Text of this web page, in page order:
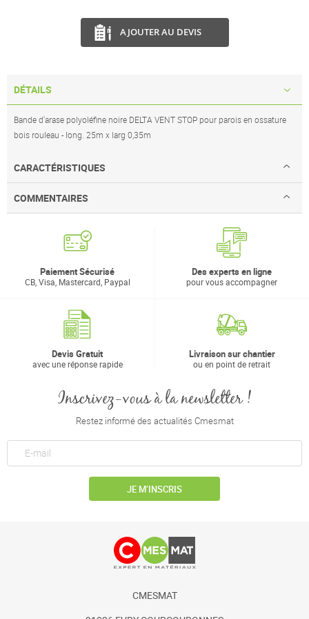
AJOUTER AU DEVIS
DÉTAILS
Bande d'arase polyoléfine noire DELTA VENT STOP pour parois en ossature
bois rouleau - long. 25m x larg 0,35m
CARACTÉRISTIQUES
COMMENTAIRES
Paiement Sécurisé
CB, Visa, Mastercard, Paypal
Des experts en ligne
pour vous accompagner
Devis Gratuit
avec une réponse rapide
Livraison sur chantier
ou en point de retrait
Inscrivez-vous à la newsletter !
Restez informé des actualités Cmesmat
JE M’INSCRIS
CMESMAT